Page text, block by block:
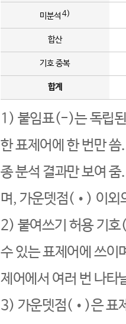
미분석 4)
합산
기호 중복
합계
1) 붙임표(-)는 독립된
한 표제어에 한 번만
종 분석 결과만 보여
며, 가운뎃점(•) 이외
2) 붙여쓰기 허용 기호
수 있는 표제어에 쓰이
제어에서 여러 번 나타
3) 가운뎃점(•)은 표